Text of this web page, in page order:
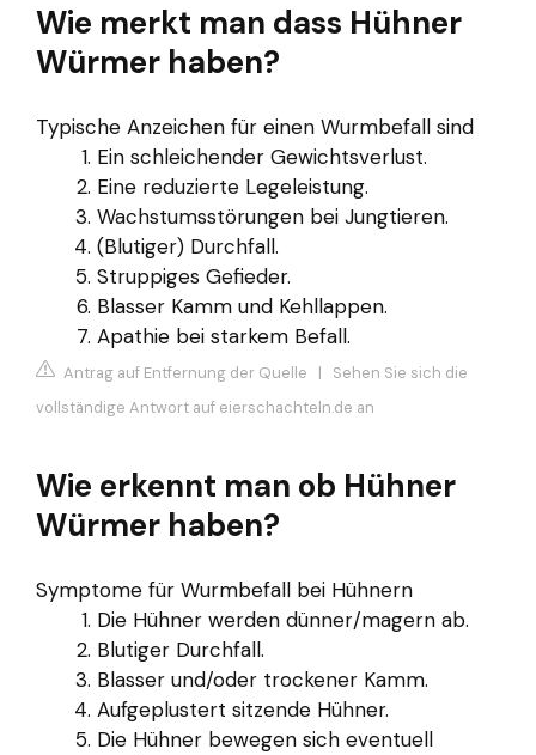
Wie merkt man dass Hühner
Würmer haben?
Typische Anzeichen für einen Wurmbefall sind
Ein schleichender Gewichtsverlust.
Eine reduzierte Legeleistung.
Wachstumsstörungen bei Jungtieren.
(Blutiger) Durchfall.
Struppiges Gefieder.
Blasser Kamm und Kehllappen.
Apathie bei starkem Befall.
Antrag auf Entfernung der Quelle | Sehen Sie sich die
vollständige Antwort auf eierschachteln.de an
Wie erkennt man ob Hühner
Würmer haben?
Symptome für Wurmbefall bei Hühnern
Die Hühner werden dünner/magern ab.
Blutiger Durchfall.
Blasser und/oder trockener Kamm.
Aufgeplustert sitzende Hühner.
Die Hühner bewegen sich eventuell